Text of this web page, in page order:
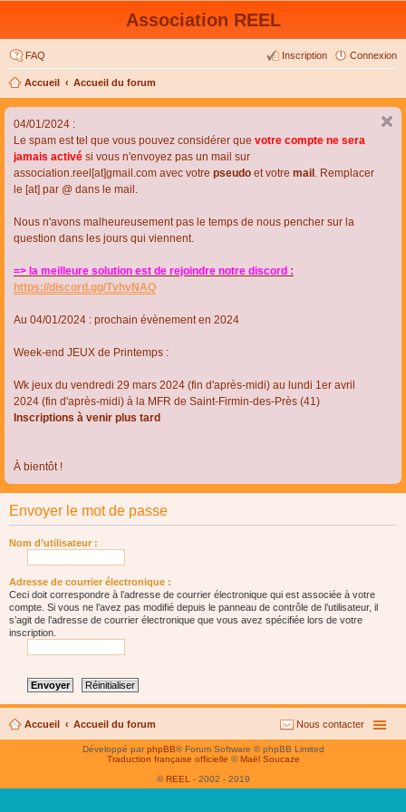
Association REEL
FAQ Connexion
Inscription
Accueil Accueil du forum
04/01/2024 :
Le spam est tel que vous pouvez considérer que votre compte ne sera
jamais activé si vous n'envoyez pas un mail sur
association.reel[at]gmail.com avec votre pseudo et votre mail . Remplacer
le [at] par @ dans le mail.
Nous n'avons malheureusement pas le temps de nous pencher sur la
question dans les jours qui viennent.
=> la meilleure solution est de rejoindre notre discord :
https://discord.gg/TvhyNAQ
Au 04/01/2024 : prochain évènement en 2024
Week-end JEUX de Printemps :
Wk jeux du vendredi 29 mars 2024 (fin d'après-midi) au lundi 1er avril
2024 (fin d'après-midi) à la MFR de Saint-Firmin-des-Près (41)
Inscriptions à venir plus tard
À bientôt !
Envoyer le mot de passe
Nom d’utilisateur :
Adresse de courrier électronique :
Ceci doit correspondre à l’adresse de courrier électronique qui est associée à votre
compte. Si vous ne l’avez pas modifié depuis le panneau de contrôle de l’utilisateur, il
s’agit de l’adresse de courrier électronique que vous avez spécifiée lors de votre
inscription.
Accueil Accueil du forum Nous contacter
Développé parphpBB® Forum Software © phpBB Limited
Traduction française officielle © Maël Soucaze
© REEL - 2002 - 2019